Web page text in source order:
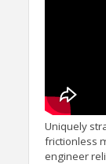
Uniquely
frictionless
engineer